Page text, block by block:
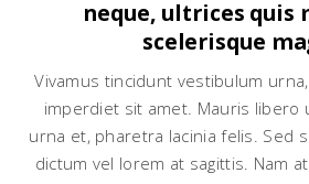
neque, ultrices quis
scelerisque
Vivamus tincidunt vestibulum
imperdiet sit amet. Mauris libero
urna et, pharetra lacinia felis. Sed
dictum vel lorem at sagittis. Nam